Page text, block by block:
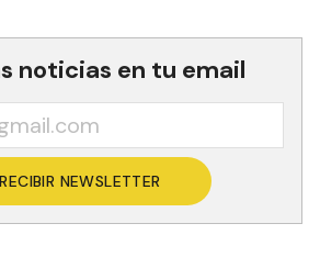
noticias en tu email
RECIBIR NEWSLETTER